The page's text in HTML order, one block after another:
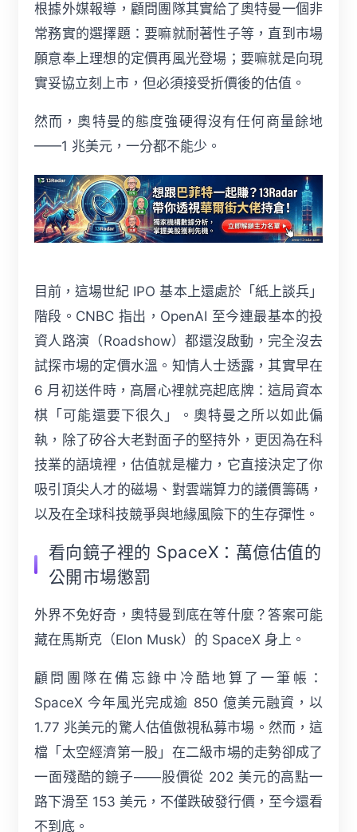
根據外媒報導，顧問團隊其實給了奧特曼一個非
常務實的選擇題：要嘛就耐著性子等，直到市場
願意奉上理想的定價再風光登場；要嘛就是向現
實妥協立刻上市，但必須接受折價後的估值。
然而，奧特曼的態度強硬得沒有任何商量餘地
——1 兆美元，一分都不能少。
目前，這場世紀 IPO 基本上還處於「紙上談兵」
階段。CNBC 指出，OpenAI 至今連最基本的投
資人路演（Roadshow）都還沒啟動，完全沒去
試探市場的定價水溫。知情人士透露，其實早在
6 月初送件時，高層心裡就亮起底牌：這局資本
棋「可能還要下很久」。奧特曼之所以如此偏
執，除了矽谷大老對面子的堅持外，更因為在科
技業的語境裡，估值就是權力，它直接決定了你
吸引頂尖人才的磁場、對雲端算力的議價籌碼，
以及在全球科技競爭與地緣風險下的生存彈性。
看向鏡子裡的 SpaceX：萬億估值的
公開市場懲罰
外界不免好奇，奧特曼到底在等什麼？答案可能
藏在馬斯克（Elon Musk）的 SpaceX 身上。
顧問團隊在備忘錄中冷酷地算了一筆帳：
SpaceX 今年風光完成逾 850 億美元融資，以
1.77 兆美元的驚人估值傲視私募市場。然而，這
檔「太空經濟第一股」在二級市場的走勢卻成了
一面殘酷的鏡子——股價從 202 美元的高點一
路下滑至 153 美元，不僅跌破發行價，至今還看
不到底。